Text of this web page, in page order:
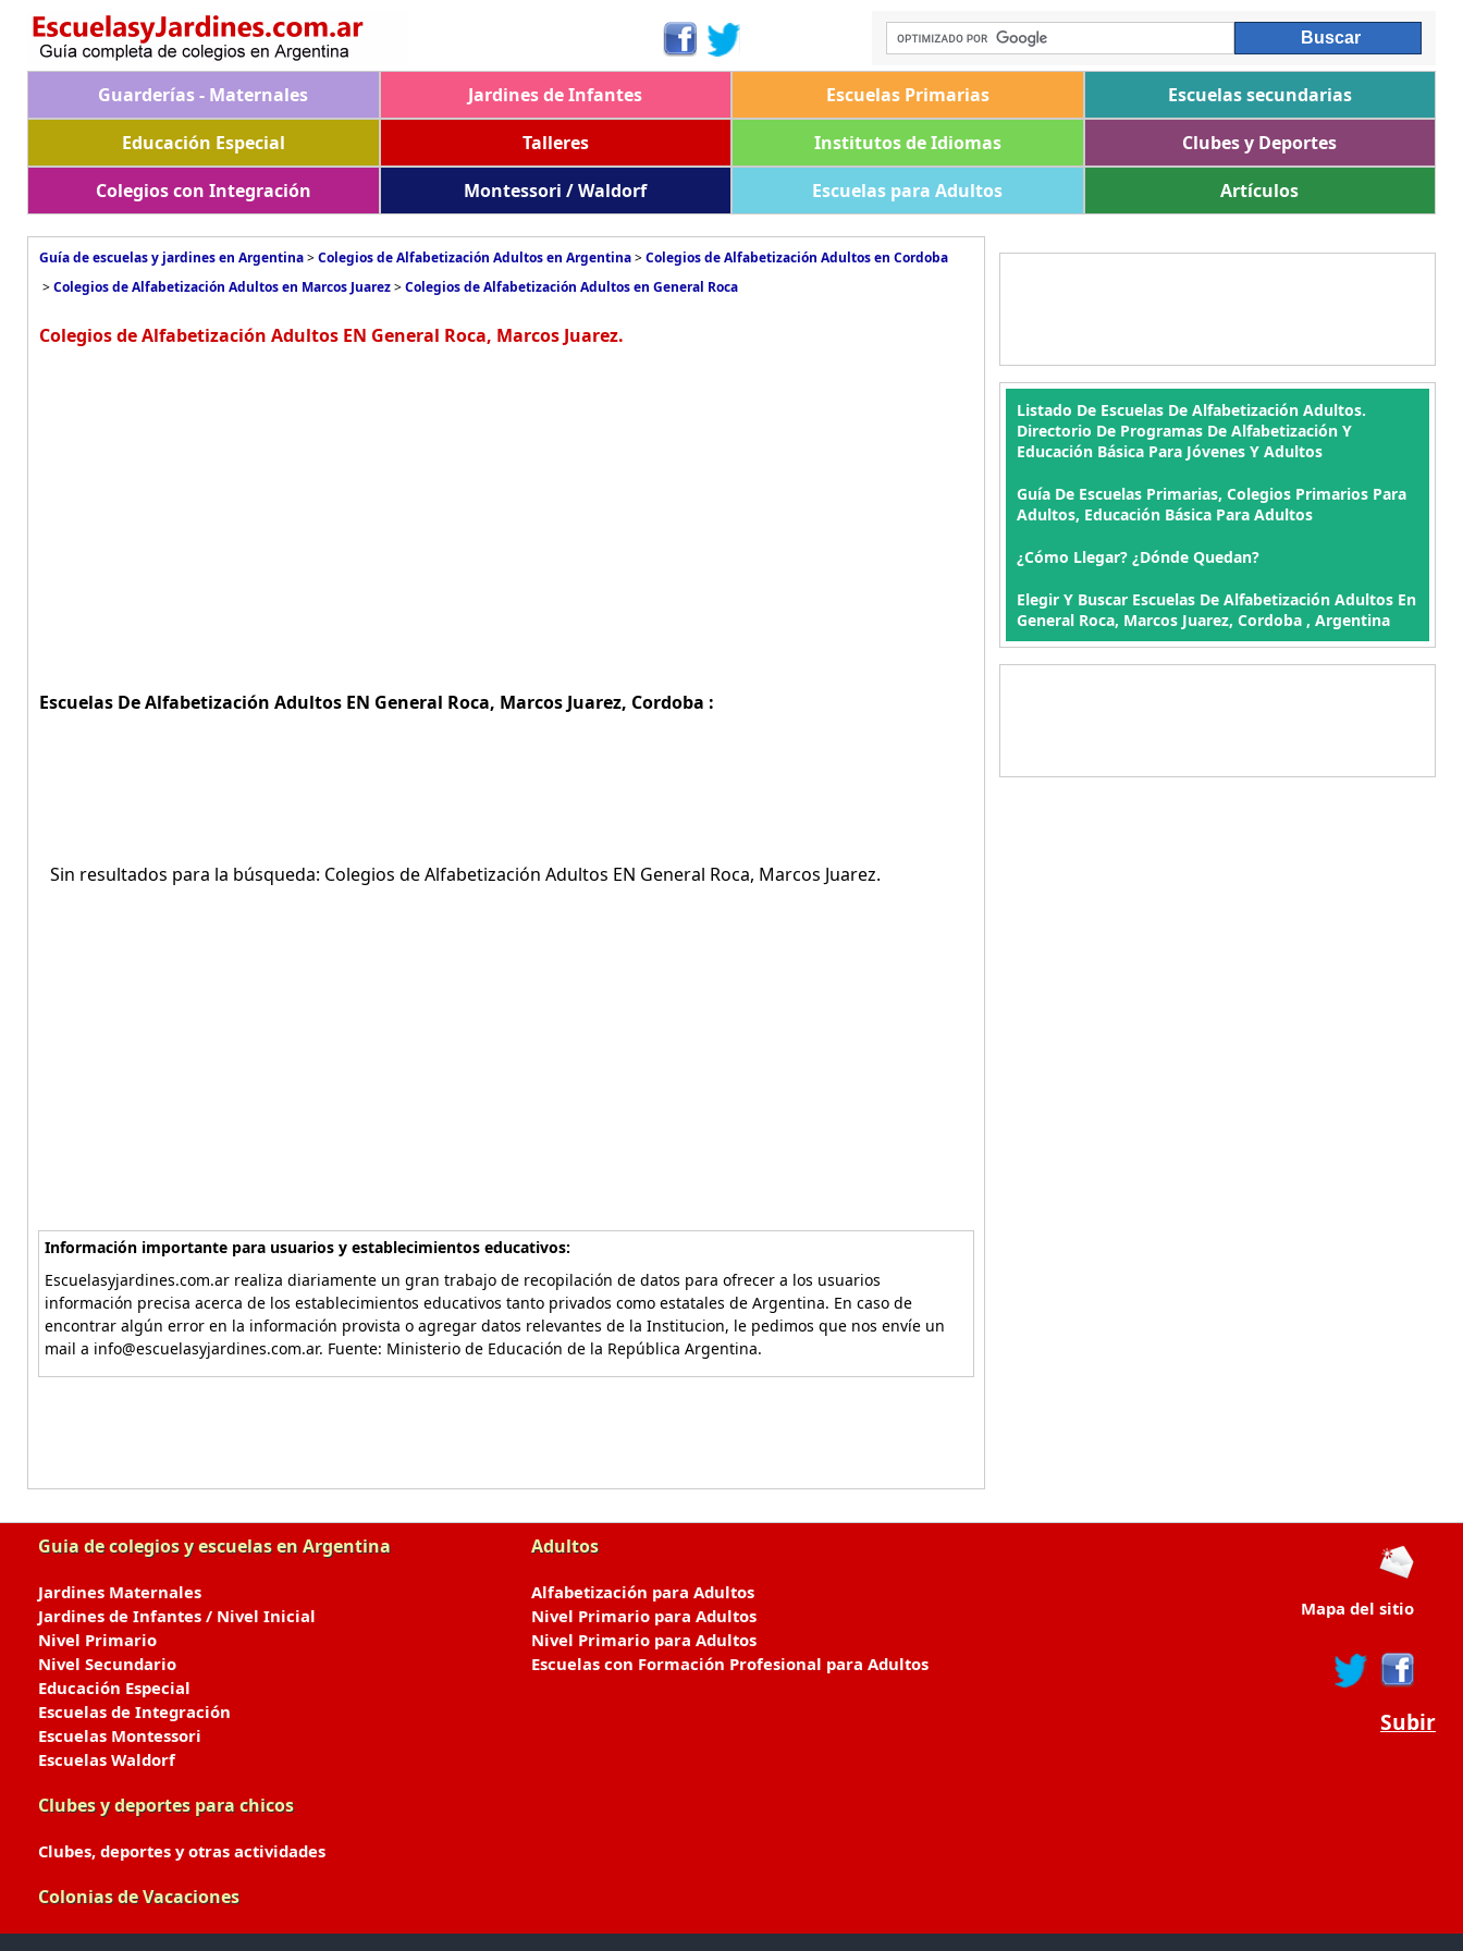
Guarderías - Maternales Jardines de Infantes Escuelas Primarias
Escuelas secundarias
Educación Especial
Talleres Institutos de Idiomas
Clubes y Deportes
Colegios con Integración
Montessori / Waldorf Escuelas para Adultos Artículos
Guía de escuelas y jardines en Argentina>Colegios de Alfabetización Adultos en Argentina>Colegios de Alfabetización Adultos en Cordoba
>Colegios de Alfabetización Adultos en Marcos Juarez>Colegios de Alfabetización Adultos en General Roca
Colegios de Alfabetización Adultos EN General Roca, Marcos Juarez.
Escuelas De Alfabetización Adultos EN General Roca, Marcos Juarez, Cordoba :
Sin resultados para la búsqueda: Colegios de Alfabetización Adultos EN General Roca, Marcos Juarez.
Información importante para usuarios y establecimientos educativos:
Escuelasyjardines.com.ar realiza diariamente un gran trabajo de recopilación de datos para ofrecer a los usuarios
información precisa acerca de los establecimientos educativos tanto privados como estatales de Argentina. En caso de
encontrar algún error en la información provista o agregar datos relevantes de la Institucion, le pedimos que nos envíe un
mail a info@escuelasyjardines.com.ar. Fuente: Ministerio de Educación de la República Argentina.
Listado De Escuelas De Alfabetización Adultos.
Directorio De Programas De Alfabetización Y
Educación Básica Para Jóvenes Y Adultos
Guía De Escuelas Primarias, Colegios Primarios Para
Adultos, Educación Básica Para Adultos
¿Cómo Llegar? ¿Dónde Quedan?
Elegir Y Buscar Escuelas De Alfabetización Adultos En
General Roca, Marcos Juarez, Cordoba , Argentina
Guia de colegios y escuelas en Argentina
Jardines Maternales
Jardines de Infantes / Nivel Inicial
Nivel Primario
Nivel Secundario
Educación Especial
Escuelas de Integración
Escuelas Montessori
Escuelas Waldorf
Clubes y deportes para chicos
Clubes, deportes y otras actividades
Colonias de Vacaciones
Adultos
Alfabetización para Adultos
Nivel Primario para Adultos
Nivel Primario para Adultos
Escuelas con Formación Profesional para Adultos
Mapa del sitio
Subir